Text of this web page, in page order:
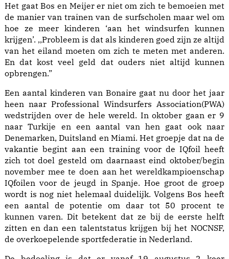
Het gaat Bos en Meijer er niet om zich te bemoeien met
de manier van trainen van de surfscholen maar wel om
hoe ze meer kinderen ‘aan het windsurfen kunnen
krijgen’. ,,Probleem is dat als kinderen goed zijn ze altijd
van het eiland moeten om zich te meten met anderen.
En dat kost veel geld dat ouders niet altijd kunnen
opbrengen.”
Een aantal kinderen van Bonaire gaat nu door het jaar
heen naar Professional Windsurfers Association(PWA)
wedstrijden over de hele wereld. In oktober gaan er 9
naar Turkije en een aantal van hen gaat ook naar
Denemarken, Duitsland en Miami. Het groepje dat na de
vakantie begint aan een training voor de IQfoil heeft
zich tot doel gesteld om daarnaast eind oktober/begin
november mee te doen aan het wereldkampioenschap
IQfoilen voor de jeugd in Spanje. Hoe groot de groep
wordt is nog niet helemaal duidelijk. Volgens Bos heeft
een aantal de potentie om daar tot 50 procent te
kunnen varen. Dit betekent dat ze bij de eerste helft
zitten en dan een talentstatus krijgen bij het NOCNSF,
de overkoepelende sportfederatie in Nederland.